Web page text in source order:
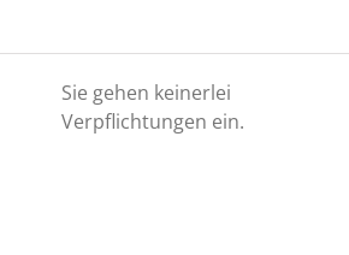
Sie gehen keinerlei
Verpflichtungen ein.